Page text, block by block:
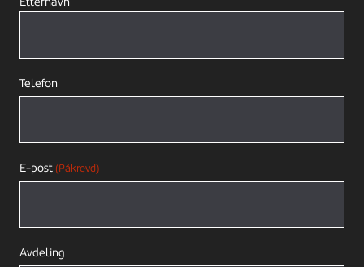
Telefon
E-post (Påkrevd)
Avdeling